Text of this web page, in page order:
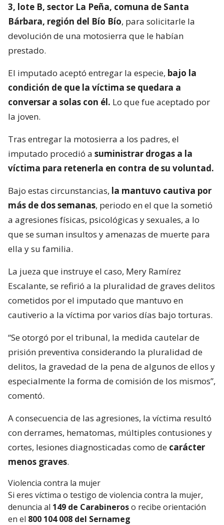
3, lote B, sector La Peña, comuna de Santa
Bárbara, región del Bío Bío, para solicitarle la
devolución de una motosierra que le habían
prestado.
El imputado aceptó entregar la especie, bajo la
condición de que la víctima se quedara a
conversar a solas con él. Lo que fue aceptado por
la joven.
Tras entregar la motosierra a los padres, el
imputado procedió a suministrar drogas a la
víctima para retenerla en contra de su voluntad.
Bajo estas circunstancias, la mantuvo cautiva por
más de dos semanas, periodo en el que la sometió
a agresiones físicas, psicológicas y sexuales, a lo
que se suman insultos y amenazas de muerte para
ella y su familia.
La jueza que instruye el caso, Mery Ramírez
Escalante, se refirió a la pluralidad de graves delitos
cometidos por el imputado que mantuvo en
cautiverio a la víctima por varios días bajo torturas.
“Se otorgó por el tribunal, la medida cautelar de
prisión preventiva considerando la pluralidad de
delitos, la gravedad de la pena de algunos de ellos y
especialmente la forma de comisión de los mismos”,
comentó.
A consecuencia de las agresiones, la víctima resultó
con derrames, hematomas, múltiples contusiones y
cortes, lesiones diagnosticadas como de carácter
menos graves.
Violencia contra la mujer
Si eres víctima o testigo de violencia contra la mujer,
denuncia al 149 de Carabineroso recibe orientación
en el 800 104 008 del Sernameg